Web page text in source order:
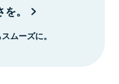
。
ムーズに。